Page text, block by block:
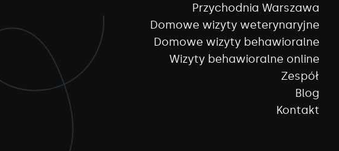
Przychodnia Warszawa
Domowe wizyty weterynaryjne
Domowe wizyty behawioralne
Wizyty behawioralne online
Zespół
Blog
Kontakt